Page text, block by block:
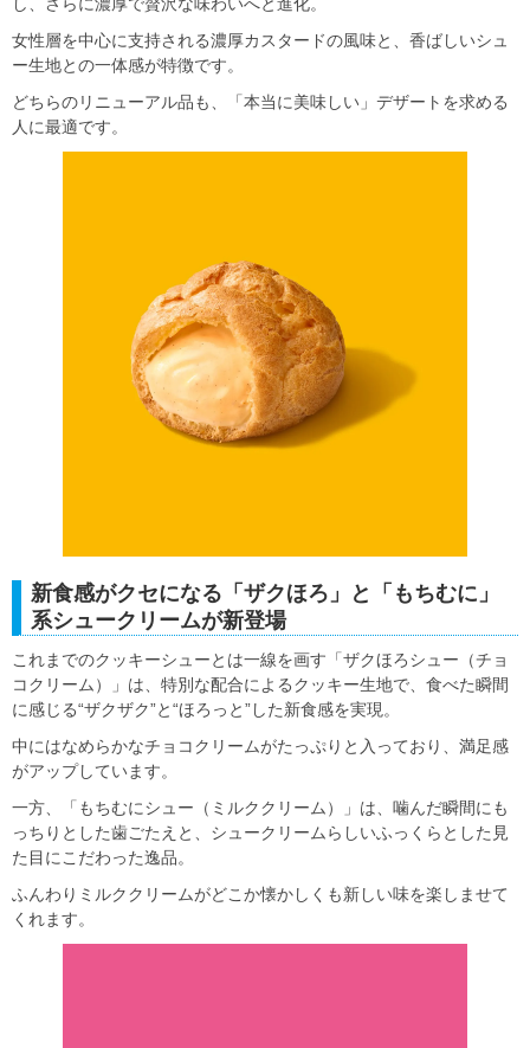
女性層を中心に支持される濃厚カスタードの風味と、香ばしいシュ
ー生地との一体感が特徴です。
どちらのリニューアル品も、「本当に美味しい」デザートを求める
人に最適です。
新食感がクセになる「ザクほろ」と「もちむに」
系シュークリームが新登場
これまでのクッキーシューとは一線を画す「ザクほろシュー（チョ
コクリーム）」は、特別な配合によるクッキー生地で、食べた瞬間
に感じる“ザクザク”と“ほろっと”した新食感を実現。
中にはなめらかなチョコクリームがたっぷりと入っており、満足感
がアップしています。
一方、「もちむにシュー（ミルククリーム）」は、噛んだ瞬間にも
っちりとした歯ごたえと、シュークリームらしいふっくらとした見
た目にこだわった逸品。
ふんわりミルククリームがどこか懐かしくも新しい味を楽しませて
くれます。